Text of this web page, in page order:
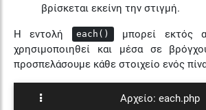
βρίσκεται εκείνη την στιγμή.
Η εντολή each()
μπορεί εκτός
χρησιμοποιηθεί και μέσα σε
προσπελάσουμε κάθε στοιχείο ενός
Αρχείο: each.php